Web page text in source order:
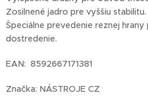
Zosilnené jadro pre vyššiu stabilitu.
Špeciálne prevedenie reznej
dostredenie.
EAN: 8592667171381
Značka: NÁSTROJE CZ